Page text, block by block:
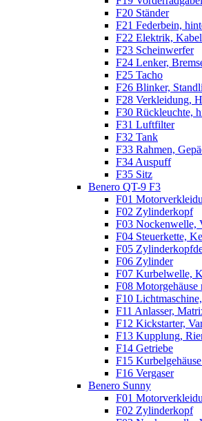
F20 Ständer
F21 Federbein,
F22 Elektrik,
F23 Scheinwerfer
F24 Lenker,
F25 Tacho
F26 Blinker,
F28 Verkleidung,
F30 Rückleuchte,
F31 Luftfilter
F32 Tank
F33 Rahmen,
F34 Auspuff
F35 Sitz
Benero QT-9 F3
F01
F02 Zylinderkopf
F03 Nockenwelle,
F04 Steuerkette,
F05
F06 Zylinder
F07 Kurbelwelle,
F08 Motorgehäuse
F10
F11 Anlasser,
F12 Kickstarter,
F13 Kupplung,
F14 Getriebe
F15
F16 Vergaser
Benero Sunny
F01
F02 Zylinderkopf